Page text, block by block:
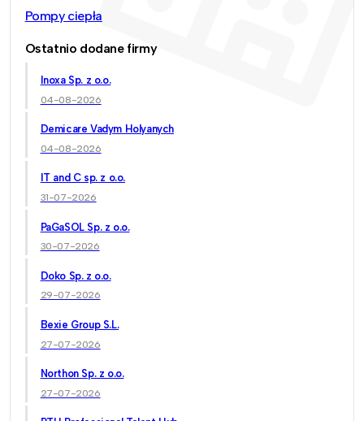
Pompy ciepła
Ostatnio dodane firmy
Inoxa Sp. z o.o.
04-08-2026
Demicare Vadym Holyanych
04-08-2026
IT and C sp. z o.o.
31-07-2026
PaGaSOL Sp. z o.o.
30-07-2026
Doko Sp. z o.o.
29-07-2026
Bexie Group S.L.
27-07-2026
Northon Sp. z o.o.
27-07-2026